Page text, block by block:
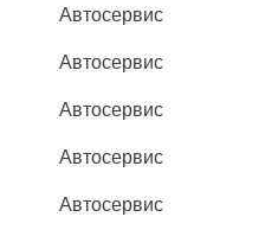
Автосервис
Автосервис
Автосервис
Автосервис
Автосервис